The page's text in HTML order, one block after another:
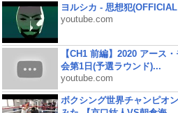
ヨルシカ - 思想犯
youtube.com
【CH1 前編】2020 アース
会第1日(予選ラウンド)...
youtube.com
ボクシング世界チャンピオ